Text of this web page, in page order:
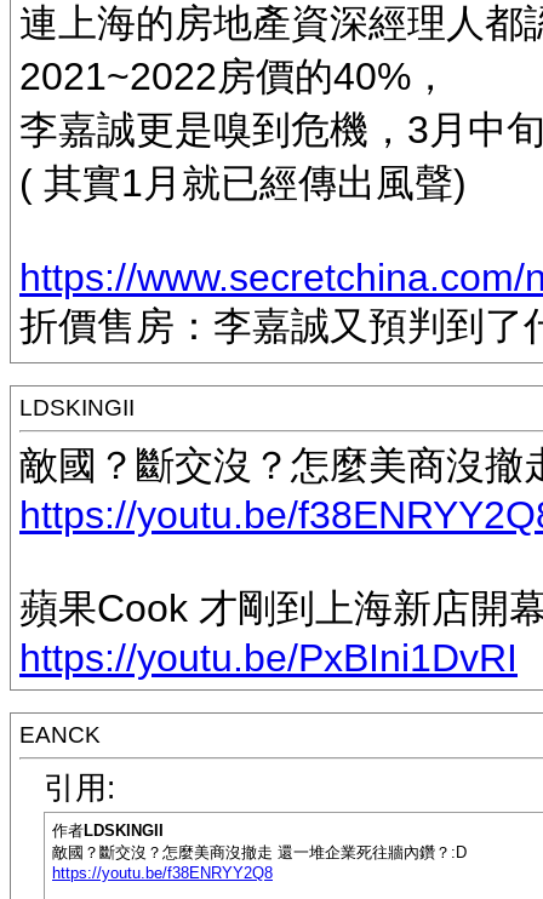
連上海的房地產資深經理人
2021~2022房價的40%，
李嘉誠更是嗅到危機，3月中
( 其實1月就已經傳出風聲)
https://
折價售房：李嘉誠又預判到了
LDSKINGII
敵國？斷交沒？怎麼美商沒
https://youtu.be/
蘋果Cook 才剛到上海新店開
https://youtu.be/PxBIni1DvRI
EANCK
引用:
作者LDSKINGII
敵國？斷交沒？怎麼美商沒撤走 還一堆企業死往牆內鑽？:D
https://youtu.be/f38ENRYY2Q8